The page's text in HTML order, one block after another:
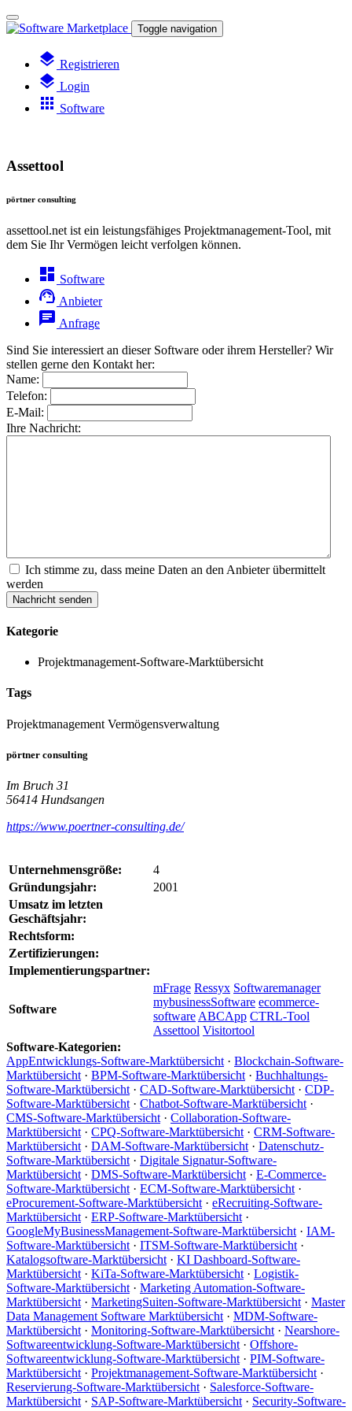
Toggle navigation
layers Registrieren
layers Login
apps Software
Assettool
pörtner consulting
assettool.net ist ein leistungsfähiges Projektmanagement-Tool, mit
dem Sie Ihr Vermögen leicht verfolgen können.
dashboard Software
support_agent Anbieter
chat Anfrage
Sind Sie interessiert an dieser Software oder ihrem Hersteller? Wir
stellen gerne den Kontakt her:
Name:
Telefon:
E-Mail:
Ihre Nachricht:
Ich stimme zu, dass meine Daten an den Anbieter übermittelt
werden
Nachricht senden
Kategorie
Projektmanagement-Software-Marktübersicht
Tags
Projektmanagement Vermögensverwaltung
pörtner consulting
Im Bruch 31
56414 Hundsangen
https://www.poertner-consulting.de/
Unternehmensgröße:
4
Gründungsjahr:
2001
Umsatz im letzten
Geschäftsjahr:
Rechtsform:
Zertifizierungen:
Implementierungspartner:
Software
mFrage Ressyx Softwaremanager
mybusinessSoftware ecommerce-
software ABCApp CTRL-Tool
Assettool Visitortool
Software-Kategorien:
AppEntwicklungs-Software-Marktübersicht · Blockchain-Software-
Marktübersicht · BPM-Software-Marktübersicht · Buchhaltungs-
Software-Marktübersicht · CAD-Software-Marktübersicht · CDP-
Software-Marktübersicht · Chatbot-Software-Marktübersicht ·
CMS-Software-Marktübersicht · Collaboration-Software-
Marktübersicht · CPQ-Software-Marktübersicht · CRM-Software-
Marktübersicht · DAM-Software-Marktübersicht · Datenschutz-
Software-Marktübersicht · Digitale Signatur-Software-
Marktübersicht · DMS-Software-Marktübersicht · E-Commerce-
Software-Marktübersicht · ECM-Software-Marktübersicht ·
eProcurement-Software-Marktübersicht · eRecruiting-Software-
Marktübersicht · ERP-Software-Marktübersicht ·
GoogleMyBusinessManagement-Software-Marktübersicht · IAM-
Software-Marktübersicht · ITSM-Software-Marktübersicht ·
Katalogsoftware-Marktübersicht · KI Dashboard-Software-
Marktübersicht · KiTa-Software-Marktübersicht · Logistik-
Software-Marktübersicht · Marketing Automation-Software-
Marktübersicht · MarketingSuiten-Software-Marktübersicht · Master
Data Management Software Marktübersicht · MDM-Software-
Marktübersicht · Monitoring-Software-Marktübersicht · Nearshore-
Softwareentwicklung-Software-Marktübersicht · Offshore-
Softwareentwicklung-Software-Marktübersicht · PIM-Software-
Marktübersicht · Projektmanagement-Software-Marktübersicht ·
Reservierung-Software-Marktübersicht · Salesforce-Software-
Marktübersicht · SAP-Software-Marktübersicht · Security-Software-